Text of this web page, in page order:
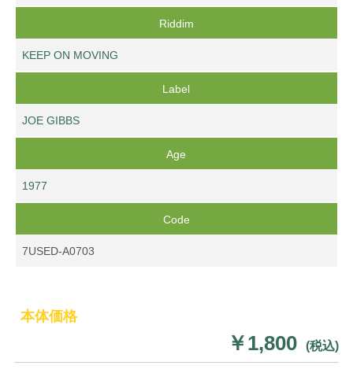
Riddim
KEEP ON MOVING
Label
JOE GIBBS
Age
1977
Code
7USED-A0703
本体価格
￥1,800 (税込)